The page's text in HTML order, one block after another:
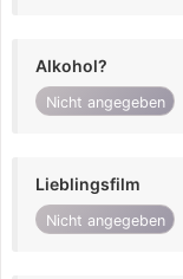
Alkohol?
Nicht angegeben
Lieblingsfilm
Nicht angegeben